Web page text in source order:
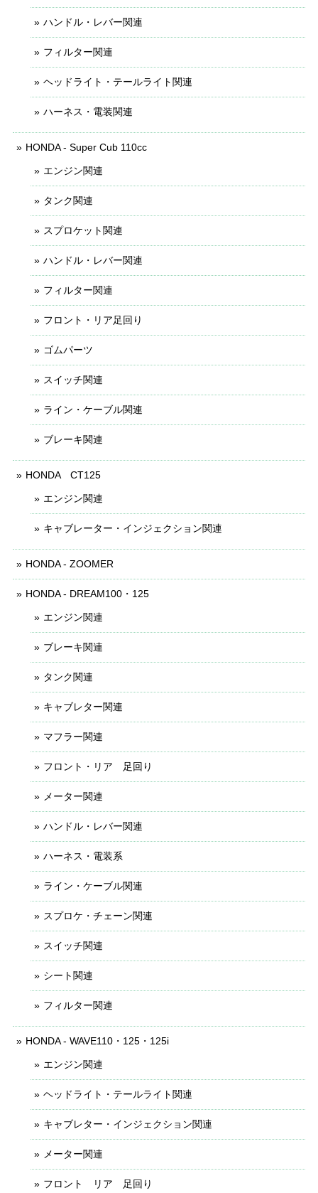
ハンドル・レバー関連
フィルター関連
ヘッドライト・テールライト関連
ハーネス・電装関連
HONDA - Super Cub 110cc
エンジン関連
タンク関連
スプロケット関連
ハンドル・レバー関連
フィルター関連
フロント・リア足回り
ゴムパーツ
スイッチ関連
ライン・ケーブル関連
ブレーキ関連
HONDA CT125
エンジン関連
キャブレーター・インジェクション関連
HONDA - ZOOMER
HONDA - DREAM100・125
エンジン関連
ブレーキ関連
タンク関連
キャブレター関連
マフラー関連
フロント・リア 足回り
メーター関連
ハンドル・レバー関連
ハーネス・電装系
ライン・ケーブル関連
スプロケ・チェーン関連
スイッチ関連
シート関連
フィルター関連
HONDA - WAVE110・125・125i
エンジン関連
ヘッドライト・テールライト関連
キャブレター・インジェクション関連
メーター関連
フロント リア 足回り